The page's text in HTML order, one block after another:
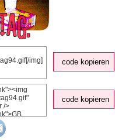
code kopieren
code kopieren